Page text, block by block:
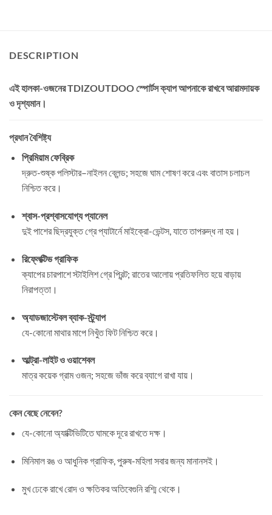
DESCRIPTION
এই হালকা-ওজনেরTDIZOUTDOO স্পোর্টস ক্যাপআপনাকে রাখবে আরামদায়ক
ও দৃশ্যমান।
প্রধান বৈশিষ্ট্য
প্রিমিয়াম ফেব্রিক
দ্রুত-শুষ্ক পলিস্টার–নাইলন ব্লেন্ড; সহজে ঘাম শোষণ করে এবং বাতাস চলাচল
নিশ্চিত করে।
শ্বাস-প্রশ্বাসযোগ্য প্যানেল
দুই পাশের ছিদ্রযুক্ত গ্রে প্যাটার্নে মাইক্রো-ভেন্টস, যাতে তাপরুদ্ধ না হয়।
রিফ্লেক্টিভ গ্রাফিক
ক্যাপের চারপাশে স্টাইলিশ গ্রে প্রিন্ট; রাতের আলোয় প্রতিফলিত হয়ে বাড়ায়
নিরাপত্তা।
অ্যাডজাস্টেবল ব্যাক-স্ট্র্যাপ
যে-কোনো মাথার মাপে নিখুঁত ফিট নিশ্চিত করে।
আল্ট্রা-লাইট ও ওয়াশেবল
মাত্র কয়েক গ্রাম ওজন; সহজে ভাঁজ করে ব্যাগে রাখা যায়।
কেন বেছে নেবেন?
যে-কোনো অ্যাক্টিভিটিতে ঘামকে দূরে রাখতে দক্ষ।
মিনিমাল রঙ ও আধুনিক গ্রাফিক, পুরুষ-মহিলা সবার জন্য মানানসই।
মুখ ঢেকে রাখে রোদ ও ক্ষতিকর অতিবেগুনি রশ্মি থেকে।